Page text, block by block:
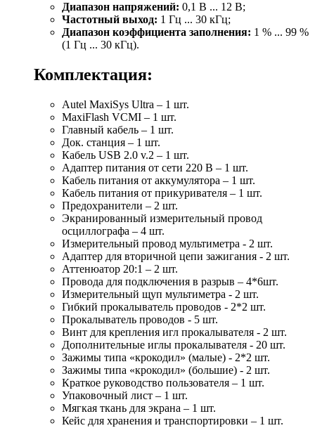
Диапазон напряжений: 0,1 В ... 12 В;
Частотный выход: 1 Гц ... 30 кГц;
Диапазон коэффициента заполнения: 1 % ... 99 %
(1 Гц ... 30 кГц).
Комплектация:
Autel MaxiSys Ultra – 1 шт.
MaxiFlash VCMI – 1 шт.
Главный кабель – 1 шт.
Док. станция – 1 шт.
Кабель USB 2.0 v.2 – 1 шт.
Адаптер питания от сети 220 В – 1 шт.
Кабель питания от аккумулятора – 1 шт.
Кабель питания от прикуривателя – 1 шт.
Предохранители – 2 шт.
Экранированный измерительный провод
осциллографа – 4 шт.
Измерительный провод мультиметра - 2 шт.
Адаптер для вторичной цепи зажигания - 2 шт.
Аттенюатор 20:1 – 2 шт.
Провода для подключения в разрыв – 4*6шт.
Измерительный щуп мультиметра - 2 шт.
Гибкий прокалыватель проводов - 2*2 шт.
Прокалыватель проводов - 5 шт.
Винт для крепления игл прокалывателя - 2 шт.
Дополнительные иглы прокалывателя - 20 шт.
Зажимы типа «крокодил» (малые) - 2*2 шт.
Зажимы типа «крокодил» (большие) - 2 шт.
Краткое руководство пользователя – 1 шт.
Упаковочный лист – 1 шт.
Мягкая ткань для экрана – 1 шт.
Кейс для хранения и транспортировки – 1 шт.